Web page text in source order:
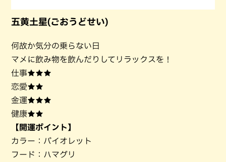
五黄土星(ごおうどせい)
何故か気分の乗らない日
マメに飲み物を飲んだりしてリラックスを！
仕事★★★
恋愛★★
金運★★★
健康★★
【開運ポイント】
カラー：バイオレット
フード：ハマグリ